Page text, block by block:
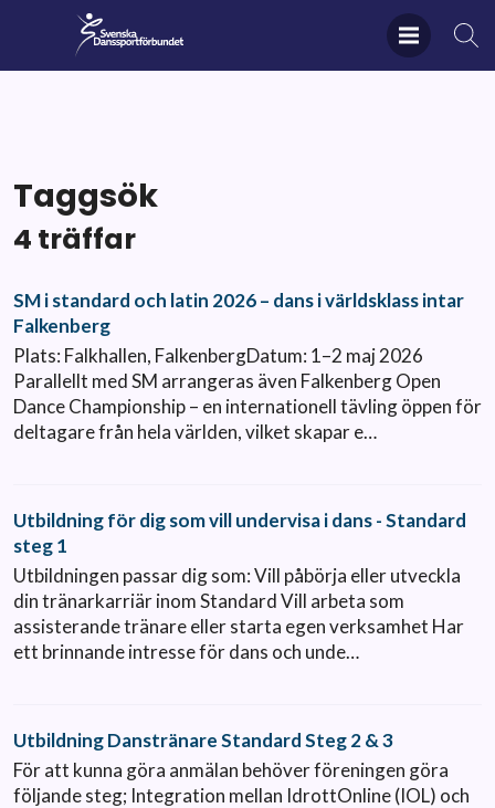
Taggsök
4 träffar
SM i standard och latin 2026 – dans i världsklass intar
Falkenberg
Plats: Falkhallen, FalkenbergDatum: 1–2 maj 2026
Parallellt med SM arrangeras även Falkenberg Open
Dance Championship – en internationell tävling öppen för
deltagare från hela världen, vilket skapar e…
Utbildning för dig som vill undervisa i dans - Standard
steg 1
Utbildningen passar dig som: Vill påbörja eller utveckla
din tränarkarriär inom Standard Vill arbeta som
assisterande tränare eller starta egen verksamhet Har
ett brinnande intresse för dans och unde…
Utbildning Danstränare Standard Steg 2 & 3
För att kunna göra anmälan behöver föreningen göra
följande steg; Integration mellan IdrottOnline (IOL) och